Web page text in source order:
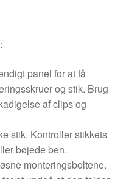
panel for at få
og stik. Brug
af clips og
stik. Kontroller stikkets
bøjede ben.
monteringsboltene.